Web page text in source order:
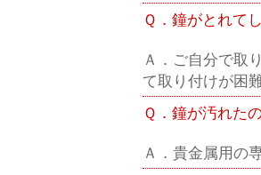
Ｑ．鐘がとれて
Ａ．ご自分で取
て取り付けが困
Ｑ．鐘が汚れた
Ａ．貴金属用の